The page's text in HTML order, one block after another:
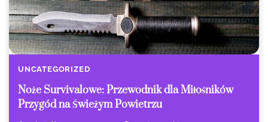
UNCATEGORIZED
Noże Survivalowe: Przewodnik dla Miłośników
Przygód na Świeżym Powietrzu